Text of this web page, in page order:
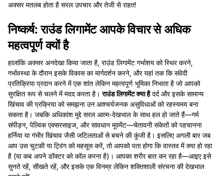
अक्सर मतलब होता है सरल उपचार और तेजी से राहत!
निष्कर्ष: राउंड लिगामेंट आपके विचार से अधिक
महत्वपूर्ण क्यों है
हालांकि अक्सर अनदेखा किया जाता है, राउंड लिगामेंट गर्भाशय को स्थिर करने,
गर्भावस्था के दौरान इसके विकास का मार्गदर्शन करने, और यहां तक कि संवेदी
प्रतिक्रिया प्रदान करने में एक शांत लेकिन महत्वपूर्ण भूमिका निभाता है जो आपको
सुरक्षित रूप से चलने में मदद करता है।राउंड लिगामेंट क्या हैदर्द और इसके सामान्य
खिंचाव की प्रक्रिया को समझना उन आश्चर्यजनक असुविधाओं को रहस्यमय बना
सकता है। जबकि अधिकांश मुद्दे सरल आत्म-देखभाल के साथ हल हो जाते हैं—गर्म
संपीड़न, पेल्विक एक्सरसाइज, और सावधान मूवमेंट—चेतावनी संकेतों को पहचानना
हर्निया या गंभीर खिंचाव जैसी जटिलताओं से बचने की कुंजी है। इसलिए अगली बार जब
आप उस चुटकी या ट्विंग को महसूस करें, तो आपको पता होगा कि वास्तव में क्या हो रहा
है (या कब अपने डॉक्टर को कॉल करना है)। आपका शरीर बात कर रहा है—आइए इसे
सुनते रहें, सीखते रहें, और इसके एक विनम्र लेकिन शक्तिशाली संरचना की देखभाल